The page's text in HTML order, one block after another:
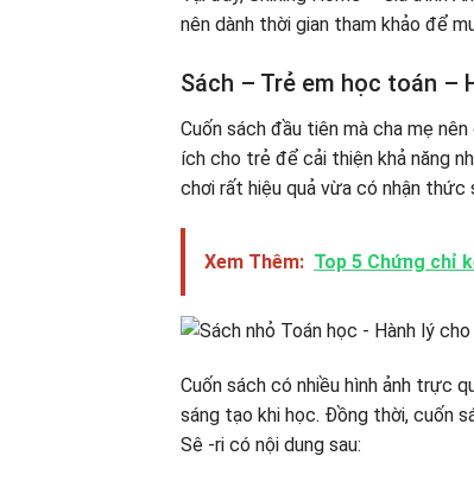
nên dành thời gian tham khảo để
Sách – Trẻ em học toán –
Cuốn sách đầu tiên mà cha mẹ
ích cho trẻ để cải thiện khả năng
chơi rất hiệu quả vừa có nhận thức
Xem Thêm: Top 5 Chứng chỉ
Cuốn sách có nhiều hình ảnh trực
sáng tạo khi học. Đồng thời, cuốn
Sê -ri có nội dung sau: